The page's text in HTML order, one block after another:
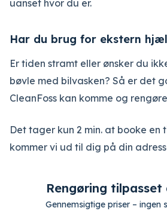
uanset hvor du er.
Har du brug for ekstern
Er tiden stramt eller ønsker du
bøvle med bilvasken? Så er det
CleanFoss kan komme og
Det tager kun 2 min. at booke en
kommer vi ud til dig på din
Rengøring
Gennemsigtige priser – ingen